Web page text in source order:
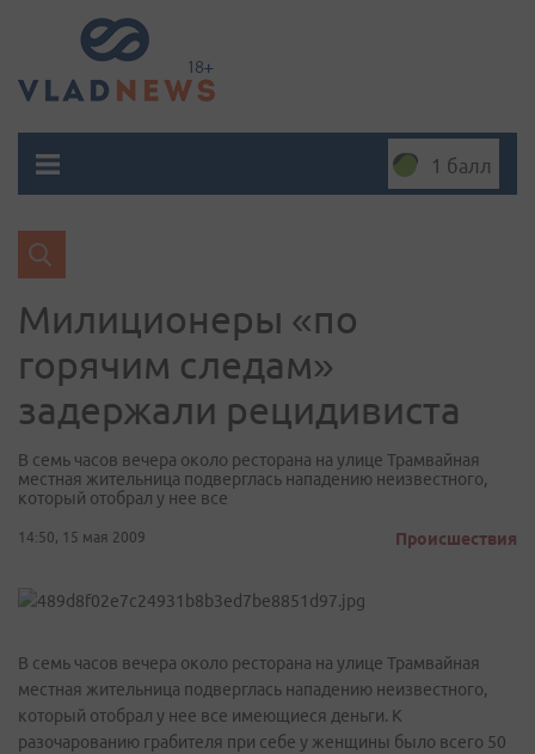
1 балл
Милиционеры «по
горячим следам»
задержали рецидивиста
В семь часов вечера около ресторана на улице Трамвайная
местная жительница подверглась нападению неизвестного,
который отобрал у нее все
14:50, 15 мая 2009 Происшествия
В семь часов вечера около ресторана на улице Трамвайная
местная жительница подверглась нападению неизвестного,
который отобрал у нее все имеющиеся деньги. К
разочарованию грабителя при себе у женщины было всего 50